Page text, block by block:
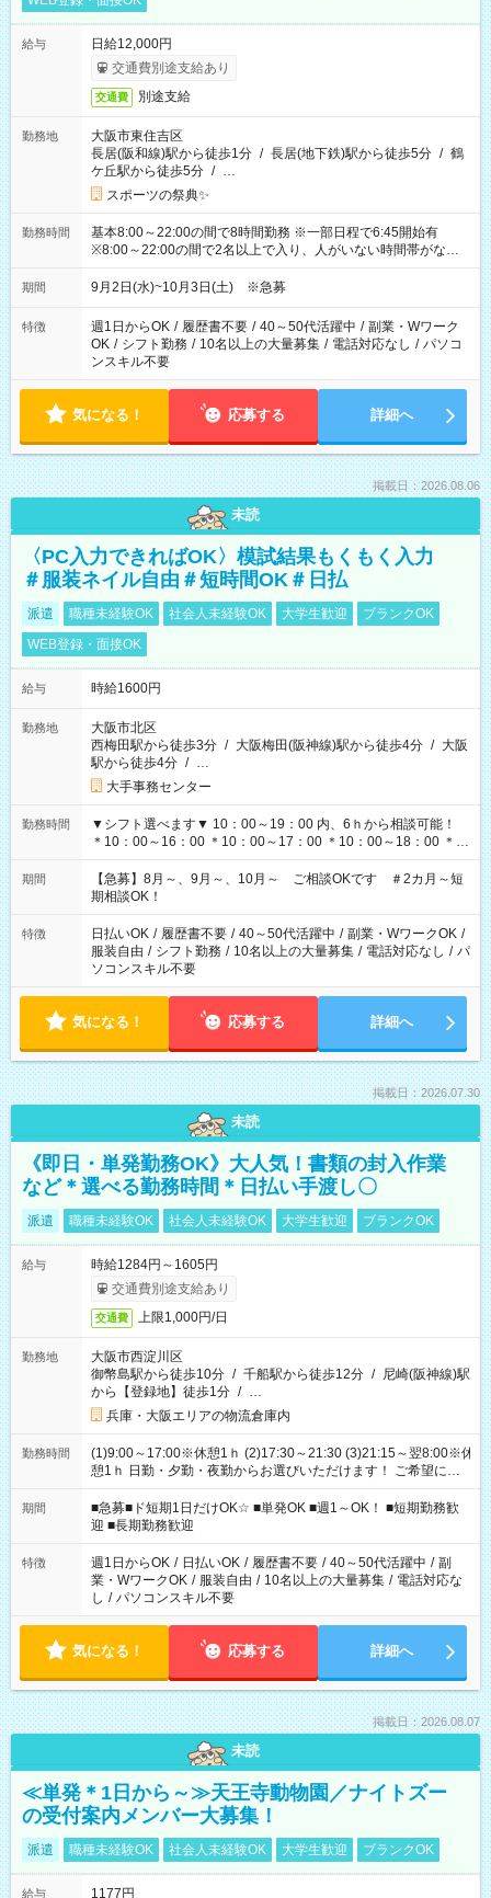
給与
日給12,000円
交通費別途支給あり
交通費 別途支給
勤務地
大阪市東住吉区
長居(阪和線)駅から徒歩1分 / 長居(地下鉄)駅から徒歩5分 / 鶴
ケ丘駅から徒歩5分 / …
スポーツの祭典✨
勤務時間
基本8:00～22:00の間で8時間勤務 ※一部日程で6:45開始有
※8:00～22:00の間で2名以上で入り、人がいない時間帯がない
ように相方と時間を分け合うイメージです
期間 9月2日(水)~10月3日(土) ※急募
特徴 週1日からOK / 履歴書不要 / 40～50代活躍中 / 副業・Wワーク
OK / シフト勤務 / 10名以上の大量募集 / 電話対応なし / パソコ
ンスキル不要
気になる！ 応募する 詳細へ
掲載日：2026.08.06
未読
〈PC入力できればOK〉模試結果もくもく入力
＃服装ネイル自由＃短時間OK＃日払
派遣 職種未経験OK 社会人未経験OK 大学生歓迎
ブランクOK
WEB登録・面接OK
給与 時給1600円
勤務地
大阪市北区
西梅田駅から徒歩3分 / 大阪梅田(阪神線)駅から徒歩4分 / 大阪
駅から徒歩4分 / …
大手事務センター
勤務時間
▼シフト選べます▼ 10：00～19：00 内、6ｈから相談可能！
＊10：00～16：00 ＊10：00～17：00 ＊10：00～18：00 ＊
11：00～19：00 ＊12：00～19：00 ＊13：00～19：00
期間
【急募】8月～、9月～、10月～ ご相談OKです ＃2カ月～短
期相談OK！
特徴 日払いOK / 履歴書不要 / 40～50代活躍中 / 副業・WワークOK /
服装自由 / シフト勤務 / 10名以上の大量募集 / 電話対応なし / パ
ソコンスキル不要
気になる！ 応募する 詳細へ
掲載日：2026.07.30
未読
《即日・単発勤務OK》大人気！書類の封入作業
など＊選べる勤務時間＊日払い手渡し〇
派遣 職種未経験OK 社会人未経験OK 大学生歓迎 ブランクOK
給与
時給1284円～1605円
交通費別途支給あり
交通費 上限1,000円/日
勤務地
大阪市西淀川区
御幣島駅から徒歩10分 / 千船駅から徒歩12分 / 尼崎(阪神線)駅
から【登録地】徒歩1分 / …
兵庫・大阪エリアの物流倉庫内
勤務時間
(1)9:00～17:00※休憩1ｈ (2)17:30～21:30 (3)21:15～翌8:00※休
憩1ｈ 日勤・夕勤・夜勤からお選びいただけます！ ご希望に合
わせて働けるお仕事です(*^^*) 【その他選べる勤務時間】 8-17
時/9-17時/9-18時/10-18時/11-21時/18-22時/20-翌4時/21-翌5
時/22-翌6時/0-翌8時 ご自身のご都合で選んで頂ける完全自由シ
フト！
期間
■急募■ド短期1日だけOK☆ ■単発OK ■週1～OK！ ■短期勤務歓
迎 ■長期勤務歓迎
特徴 週1日からOK / 日払いOK / 履歴書不要 / 40～50代活躍中 / 副
業・WワークOK / 服装自由 / 10名以上の大量募集 / 電話対応な
し / パソコンスキル不要
気になる！ 応募する 詳細へ
掲載日：2026.08.07
未読
≪単発＊1日から～≫天王寺動物園／ナイトズー
の受付案内メンバー大募集！
派遣 職種未経験OK 社会人未経験OK 大学生歓迎 ブランクOK
給与 1177円